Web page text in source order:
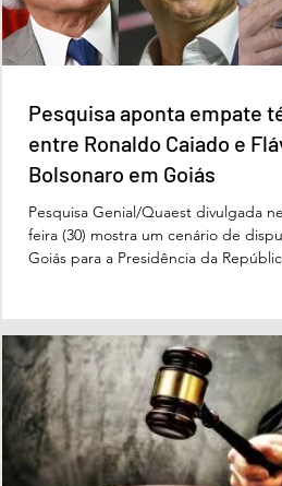
e Flávio Bolsonaro em Goiás
Pesquisa aponta empate
entre Ronaldo Caiado e
Bolsonaro em Goiás
Pesquisa Genial/Quaest divulgada
feira (30) mostra um cenário de
Goiás para a Presidência da
27%. Considerando a margem de
pontos percentuais, os dois estão
técnico. Na terceira colocação está o
Luiz Inácio Lula da Silva (PT), com
intenções de voto. Os